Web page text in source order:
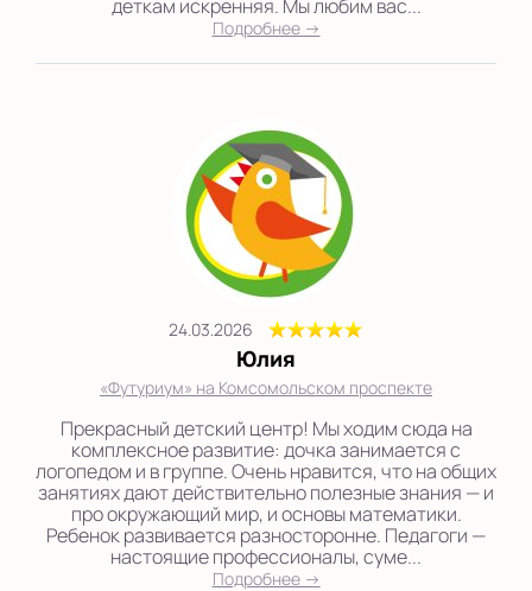
деткам искренняя. Мы любим вас...
Подробнее →
24.03.2026
Юлия
«Футуриум» на Комсомольском проспекте
Прекрасный детский центр! Мы ходим сюда на
комплексное развитие: дочка занимается с
логопедом и в группе. Очень нравится, что на общих
занятиях дают действительно полезные знания — и
про окружающий мир, и основы математики.
Ребенок развивается разносторонне. Педагоги —
настоящие профессионалы, суме...
Подробнее →